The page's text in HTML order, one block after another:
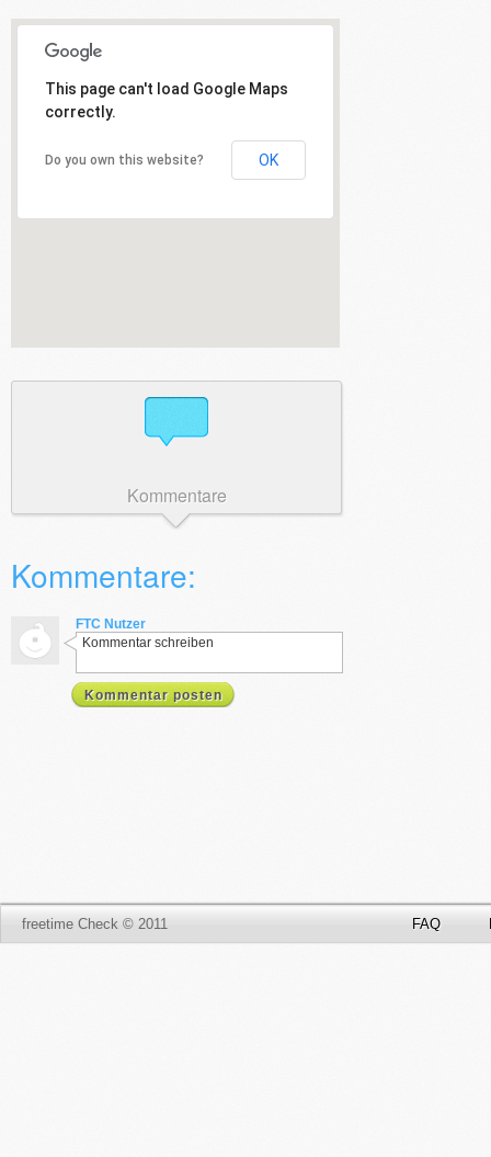
This page can't load Google Maps
correctly.
Do you own this website? OK
Kommentare
Kommentare:
FTC Nutzer
Kommentar schreiben
Kommentar posten
freetime Check © 2011 FAQ